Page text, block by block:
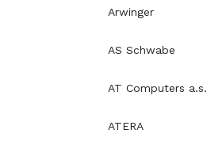
Arwinger
AS Schwabe
AT Computers a.s.
ATERA